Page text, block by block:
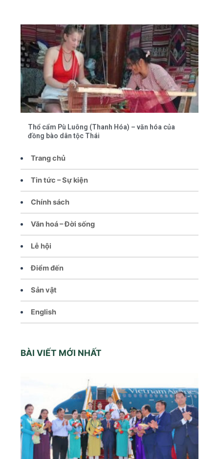
Trang chủ
Tin tức – Sự kiện
Chính sách
Văn hoá – Đời sống
Lễ hội
Điểm đến
Sản vật
English
BÀI VIẾT MỚI NHẤT
Thổ cẩm Pù Luông (Thanh Hóa) – văn hóa của
đồng bào dân tộc Thái